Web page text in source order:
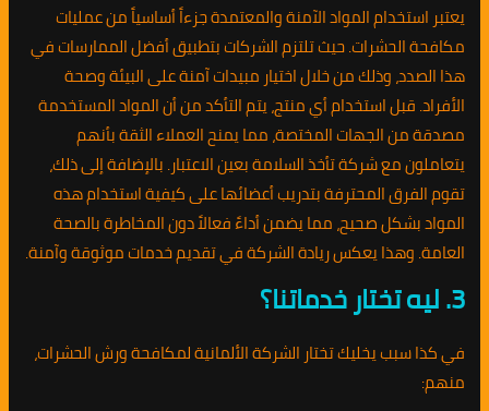
يعتبر استخدام المواد الآمنة والمعتمدة جزءاً أساسياً من عمليات
مكافحة الحشرات. حيث تلتزم الشركات بتطبيق أفضل الممارسات في
هذا الصدد، وذلك من خلال اختيار مبيدات آمنة على البيئة وصحة
الأفراد. قبل استخدام أي منتج، يتم التأكد من أن المواد المستخدمة
مصدقة من الجهات المختصة، مما يمنح العملاء الثقة بأنهم
يتعاملون مع شركة تأخذ السلامة بعين الاعتبار. بالإضافة إلى ذلك،
تقوم الفرق المحترفة بتدريب أعضائها على كيفية استخدام هذه
المواد بشكل صحيح، مما يضمن أداءً فعالاً دون المخاطرة بالصحة
العامة. وهذا يعكس ريادة الشركة في تقديم خدمات موثوقة وآمنة.
3. ليه تختار خدماتنا؟
في كذا سبب يخليك تختار الشركة الألمانية لمكافحة ورش الحشرات،
منهم: